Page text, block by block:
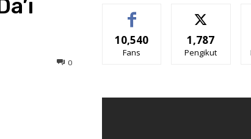
0
10,540
Fans
1,787
Pengikut